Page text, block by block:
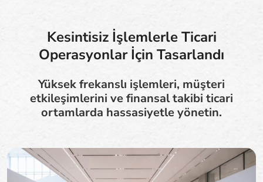
Kesintisiz İşlemlerle Ticari
Operasyonlar İçin Tasarlandı
Yüksek frekanslı işlemleri, müşteri
etkileşimlerini ve finansal takibi ticari
ortamlarda hassasiyetle yönetin.